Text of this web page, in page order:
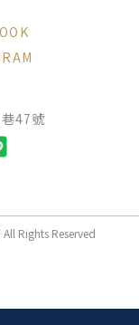
47號
Rights Reserved